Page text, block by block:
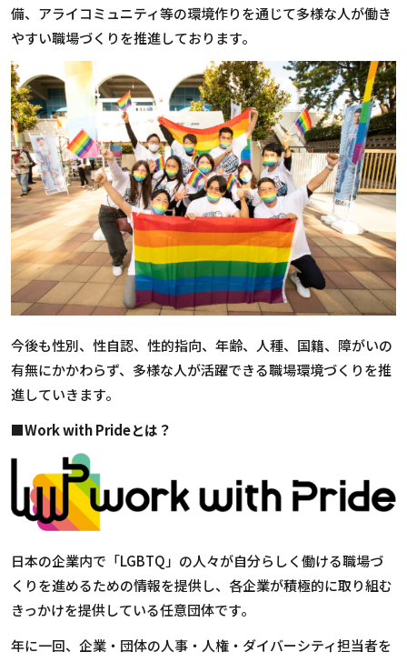
備、アライコミュニティ等の環境作りを通じて多様な人が働き
やすい職場づくりを推進しております。
今後も性別、性自認、性的指向、年齢、人種、国籍、障がいの
有無にかかわらず、多様な人が活躍できる職場環境づくりを推
進していきます。
■Work with Prideとは？
日本の企業内で「LGBTQ」の人々が自分らしく働ける職場づ
くりを進めるための情報を提供し、各企業が積極的に取り組む
きっかけを提供している任意団体です。
年に一回、企業・団体の人事・人権・ダイバーシティ担当者を